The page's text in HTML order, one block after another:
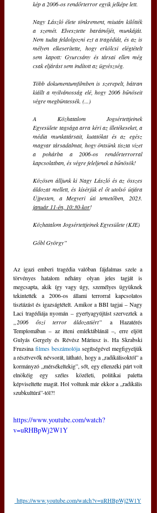
kép a 2006-os rendőrterror egyik jelképe lett.
Nagy László élete tönkrement, miután kilőtték
a szemét. Elvesztette barátnőjét, munkáját.
Nem tudta feldolgozni ezt a tragédiát, és az is
mélyen elkeserítette, hogy erkölcsi elégtételt
sem kapott: Gyurcsány és társai ellen még
csak eljárást sem indított az ügyészség.
Több dokumentumfilmben is szerepelt, bátran
kiállt a nyilvánosság elé, hogy 2006 bűnöseit
végre megbüntessék. (...)
A Közhatalom Jogsértettjeinek
Egyesülete tagsága arra kéri az illetékeseket, a
média munkatársait, kutatókat és az egész
magyar társadalmat, hogy öntsünk tiszta vizet
a pohárba a 2006-os rendőrterrorral
kapcsolatban, és végre feleljenek a bűnösök!
Közösen álljunk ki Nagy László és az összes
áldozat mellett, és kísérjük el őt utolsó útjára
január 11-én, 10:30-kor!
Közhatalom Jogsértettjeinek Egyesülete (KJE)
Gőbl György”
Az igazi emberi tragédia valóban fájdalmas szele a
törvényes hatalom néhány olyan jeles tagját is
megcsapta, akik így vagy úgy, személyes ügyüknek
tekintették a 2006-os állami terrorral kapcsolatos
tisztázást és igazságtételt. Amikor a BBI tagjai – Nagy
„2006 őszi terror áldozatiért” a Hazatérés
Templomában – az itteni emléktáblánál –, erre eljött
Gulyás Gergely és Révész Máriusz is. Ha Skrabski
Fruzsina filmes beszámolója segítségével megfigyeljük
a résztvevők névsorát, látható, hogy a „radikálisoktól” a
kormányzó „mérsékeltekig”, sőt, egy ellenzéki párt volt
elnökéig egy széles közéleti, politikai paletta
képviseltette magát. Hol voltunk már ekkor a „radikális
szubkultúrá”-tól?!
https://www.youtube.com/watch?
v=uRHBpWj2W1Y
https://www.youtube.com/watch?v=uRHBpWj2W1Y